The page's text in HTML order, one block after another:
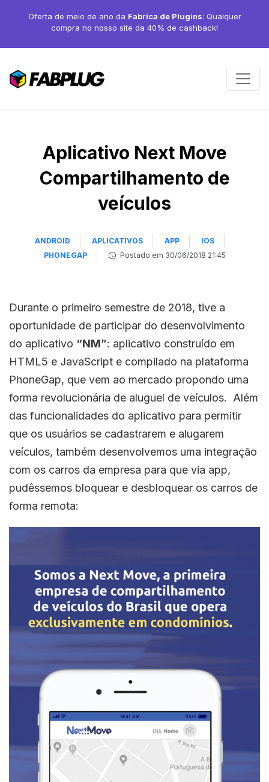
Oferta de meio de ano da Fabrica de Plugins: Qualquer
compra no nosso site da 40% de cashback!
Aplicativo Next Move
Compartilhamento de
veículos
ANDROID APLICATIVOS APP
IOS
PHONEGAP
Postado em 30/06/2018 21:45
Durante o primeiro semestre de 2018, tive a
oportunidade de participar do desenvolvimento
do aplicativo “NM”: aplicativo construído em
HTML5 e JavaScript e compilado na plataforma
PhoneGap, que vem ao mercado propondo uma
forma revolucionária de aluguel de veículos. Além
das funcionalidades do aplicativo para permitir
que os usuários se cadastrarem e alugarem
veículos, também desenvolvemos uma integração
com os carros da empresa para que via app,
pudêssemos bloquear e desbloquear os carros de
forma remota: